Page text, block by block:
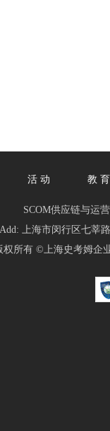
SCOM供应链与运
Add: 上海市闵行区七莘
权所有 ©上海史考姆企
活 动 教 育